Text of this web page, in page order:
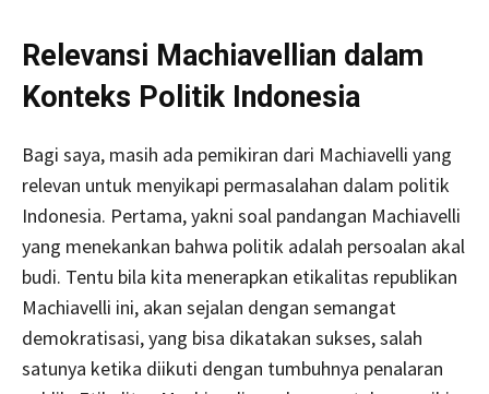
Relevansi Machiavellian dalam
Konteks Politik Indonesia
Bagi saya, masih ada pemikiran dari Machiavelli yang
relevan untuk menyikapi permasalahan dalam politik
Indonesia. Pertama, yakni soal pandangan Machiavelli
yang menekankan bahwa politik adalah persoalan akal
budi. Tentu bila kita menerapkan etikalitas republikan
Machiavelli ini, akan sejalan dengan semangat
demokratisasi, yang bisa dikatakan sukses, salah
satunya ketika diikuti dengan tumbuhnya penalaran